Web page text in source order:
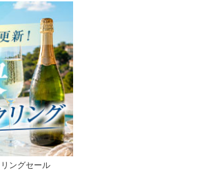
ングセール